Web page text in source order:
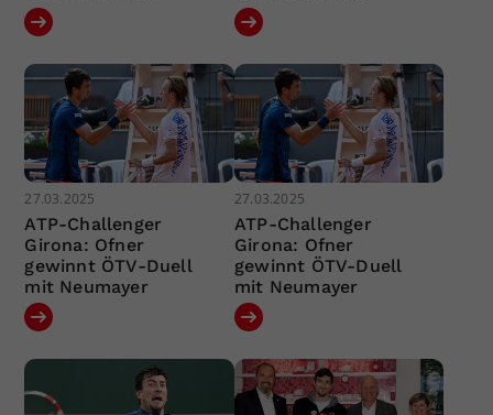
27.03.2025
ATP-Challenger
Girona: Ofner
gewinnt ÖTV-Duell
mit Neumayer
27.03.2025
ATP-Challenger
Girona: Ofner
gewinnt ÖTV-Duell
mit Neumayer